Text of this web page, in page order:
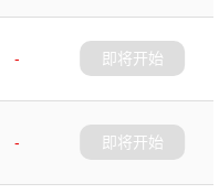
-
即将开始
-
即将开始